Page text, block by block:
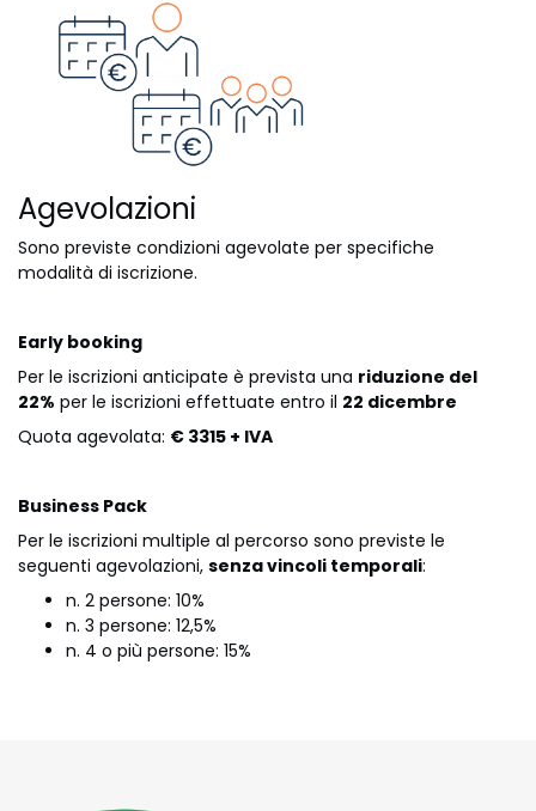
Agevolazioni
Sono previste condizioni agevolate per specifiche
modalità di iscrizione.
Early booking
Per le iscrizioni anticipate è prevista una riduzione del
22% per le iscrizioni effettuate entro il 22 dicembre
Quota agevolata: € 3315 + IVA
Business Pack
Per le iscrizioni multiple al percorso sono previste le
seguenti agevolazioni, senza vincoli temporali:
n. 2 persone: 10%
n. 3 persone: 12,5%
n. 4 o più persone: 15%